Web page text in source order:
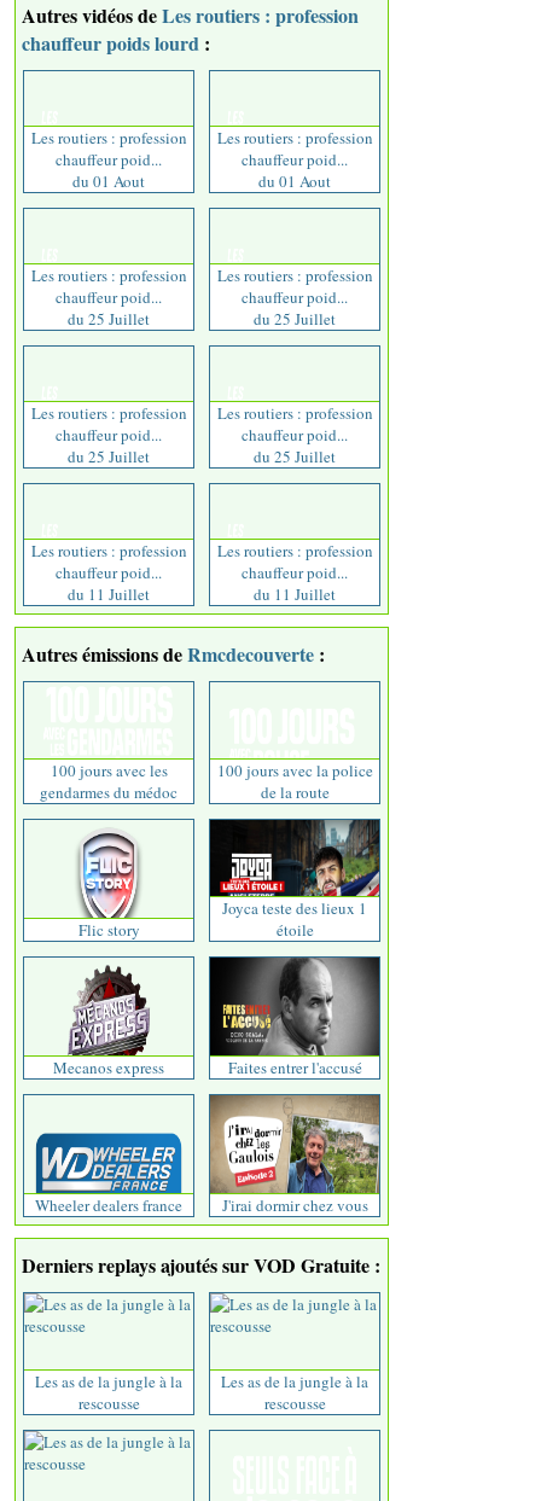
Autres vidéos deLes routiers : profession
chauffeur poids lourd :
Les routiers : profession
chauffeur poid...
du 01 Aout
Les routiers : profession
chauffeur poid...
du 01 Aout
Les routiers : profession
chauffeur poid...
du 25 Juillet
Les routiers : profession
chauffeur poid...
du 25 Juillet
Les routiers : profession
chauffeur poid...
du 25 Juillet
Les routiers : profession
chauffeur poid...
du 25 Juillet
Les routiers : profession
chauffeur poid...
du 11 Juillet
Les routiers : profession
chauffeur poid...
du 11 Juillet
Autres émissions deRmcdecouverte :
100 jours avec les
gendarmes du médoc
100 jours avec la police
de la route
Flic story
Joyca teste des lieux 1
étoile
Mecanos express Faites entrer l'accusé
Wheeler dealers france J'irai dormir chez vous
Derniers replays ajoutés sur VOD Gratuite :
Les as de la jungle à la
rescousse
Les as de la jungle à la
rescousse